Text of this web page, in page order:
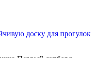
доску для прогулок